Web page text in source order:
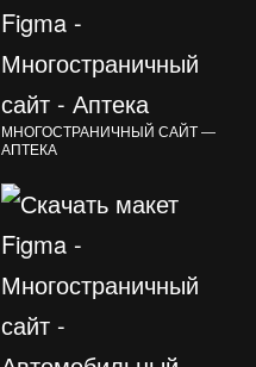
МНОГОСТРАНИЧНЫЙ САЙТ —
АПТЕКА